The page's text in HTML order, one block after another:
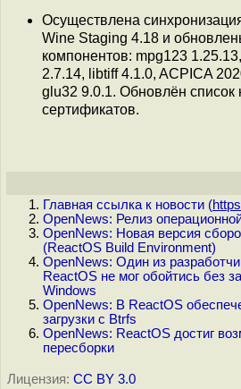
Осуществлена
Wine Staging 4.18 и
компонентов: mpg123
2.7.14, libtiff 4.1.0, ACPICA
glu32 9.0.1. Обновлён список
сертификатов.
Главная ссылка к новости (
OpenNews: Релиз
OpenNews: Новая версия
(ReactOS Build Environment)
OpenNews: Один из
ReactOS не мог обойтись без
Windows
OpenNews: В ReactOS
загрузки с Btrfs
OpenNews: ReactOS достиг
пересборки
Лицензия: CC BY 3.0